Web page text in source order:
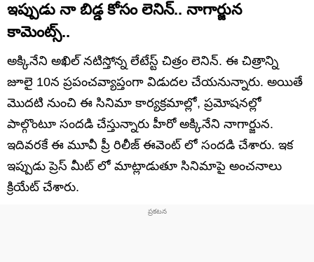
ఇప్పుడు నా బిడ్డ కోసం లెనిన్.. నాగార్జున
కామెంట్స్..
అక్కినేని అఖిల్ నటిస్తోన్న లేటేస్ట్ చిత్రం లెనిన్. ఈ చిత్రాన్ని
జూలై 10న ప్రపంచవ్యాప్తంగా విడుదల చేయనున్నారు. అయితే
మొదటి నుంచి ఈ సినిమా కార్యక్రమాల్లో, ప్రమోషనల్లో
పాల్గొంటూ సందడి చేస్తున్నారు హీరో అక్కినేని నాగార్జున.
ఇదివరకే ఈ మూవీ ప్రీ రిలీజ్ ఈవెంట్ లో సందడి చేశారు. ఇక
ఇప్పుడు ప్రెస్ మీట్ లో మాట్లాడుతూ సినిమాపై అంచనాలు
క్రియేట్ చేశారు.